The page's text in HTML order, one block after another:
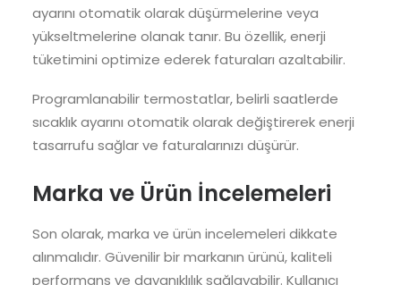
ayarını otomatik olarak düşürmelerine veya
yükseltmelerine olanak tanır. Bu özellik, enerji
tüketimini optimize ederek faturaları azaltabilir.
Programlanabilir termostatlar, belirli saatlerde
sıcaklık ayarını otomatik olarak değiştirerek enerji
tasarrufu sağlar ve faturalarınızı düşürür.
Marka ve Ürün İncelemeleri
Son olarak, marka ve ürün incelemeleri dikkate
alınmalıdır. Güvenilir bir markanın ürünü, kaliteli
performans ve dayanıklılık sağlayabilir. Kullanıcı